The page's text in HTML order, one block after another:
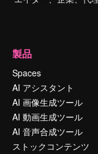
製品
Spaces
AI アシスタント
AI 画像生成ツール
AI 動画生成ツール
AI 音声合成ツール
ストックコンテンツ